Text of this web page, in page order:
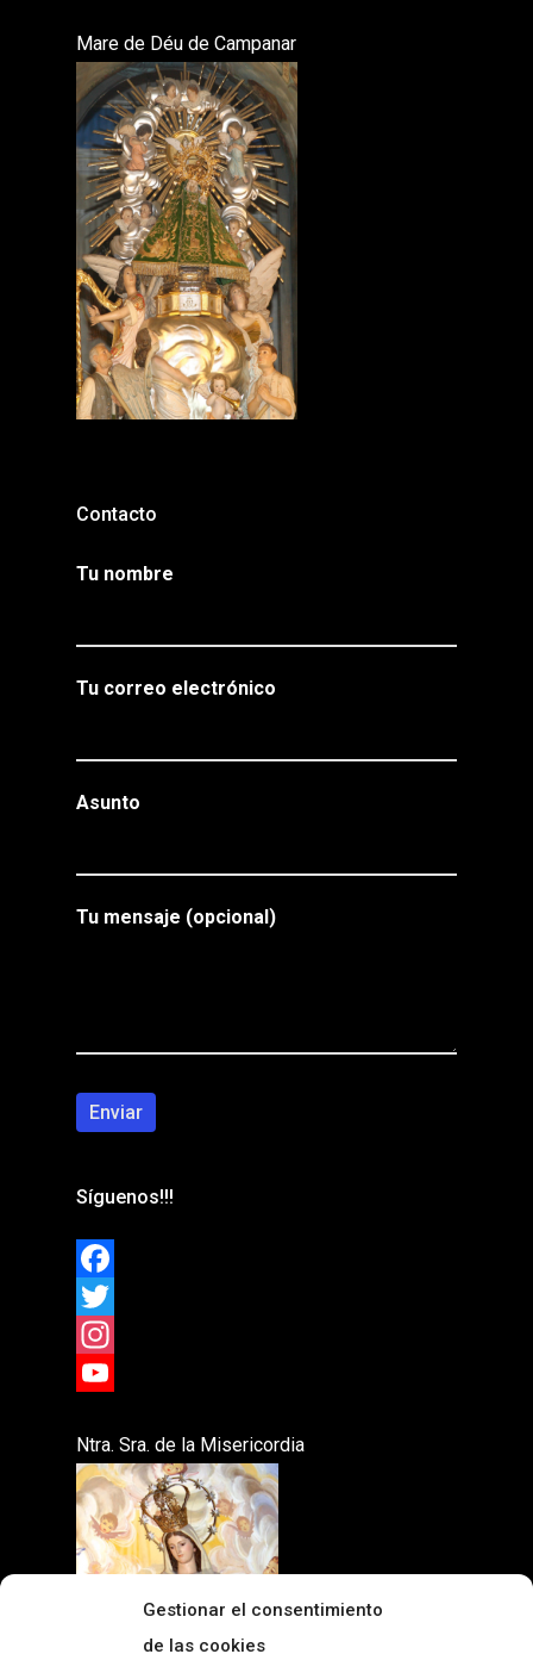
Gestionar el consentimiento
de las cookies
Mare de Déu de Campanar
Contacto
Tu nombre
Tu correo electrónico
Asunto
Tu mensaje (opcional)
Síguenos!!!
Facebook
Twitter
Instagram
Ntra. Sra. de la Misericordia